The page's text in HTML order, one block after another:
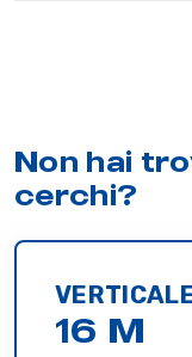
Non hai
cerchi?
16 M